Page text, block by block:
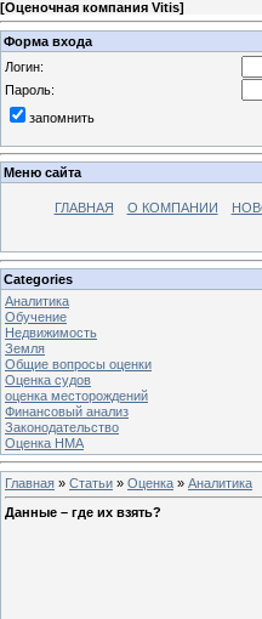
[Оценочная компания Vitis]
Форма входа
Логин:
Пароль:
запомнить
Меню сайта
ГЛАВНАЯ О КОМПАНИИ
Categories
Аналитика
Обучение
Недвижимость
Земля
Общие вопросы оценки
Оценка судов
оценка месторождений
Финансовый анализ
Законодательство
Оценка НМА
Главная » Статьи » Оценка » Аналитика
Данные – где их взять?